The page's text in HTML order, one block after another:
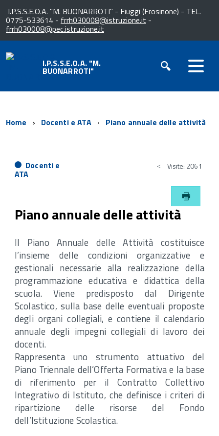
I.P.S.S.E.O.A. "M. BUONARROTI" - Fiuggi (Frosinone) - TEL.
0775-533614 - frrh030008@istruzione.it -
frrh030008@pec.istruzione.it
I.P.S.S.E.O.A. "M.
BUONARROTI"
Home Docenti e ATA Piano annuale delle attività
Docenti e
ATA
Visite: 2061
Piano annuale delle attività
Il Piano Annuale delle Attività costituisce
l’insieme delle condizioni organizzative e
gestionali necessarie alla realizzazione della
programmazione educativa e didattica della
scuola. Viene predisposto dal Dirigente
Scolastico, sulla base delle eventuali proposte
degli organi collegiali, e contiene il calendario
annuale degli impegni collegiali di lavoro dei
docenti.
Rappresenta uno strumento attuativo del
Piano Triennale dell’Offerta Formativa e la base
di riferimento per il Contratto Collettivo
Integrativo di Istituto, che definisce i criteri di
ripartizione delle risorse del Fondo
dell’Istituzione Scolastica.